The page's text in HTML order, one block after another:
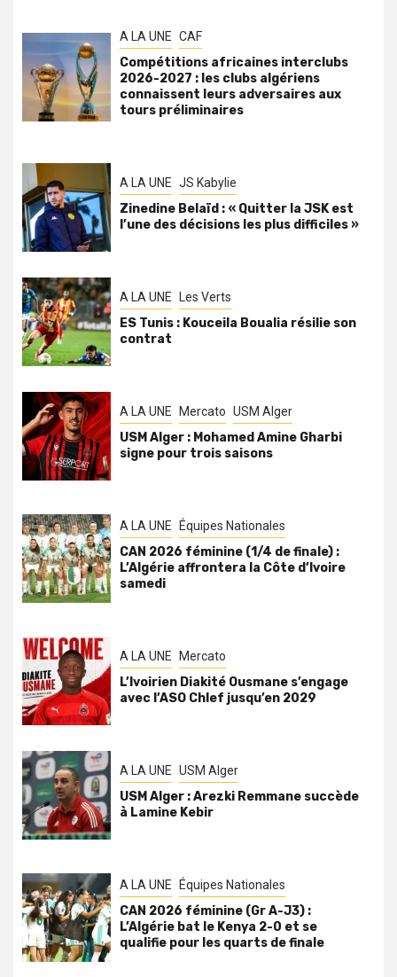
A LA UNE CAF
Compétitions africaines interclubs
2026-2027 : les clubs algériens
connaissent leurs adversaires aux
tours préliminaires
A LA UNE JS Kabylie
Zinedine Belaïd : « Quitter la JSK est
l’une des décisions les plus difficiles »
A LA UNE Les Verts
ES Tunis : Kouceila Boualia résilie son
contrat
A LA UNE Mercato USM Alger
USM Alger : Mohamed Amine Gharbi
signe pour trois saisons
A LA UNE Équipes Nationales
CAN 2026 féminine (1/4 de finale) :
L’Algérie affrontera la Côte d’Ivoire
samedi
A LA UNE Mercato
L’Ivoirien Diakité Ousmane s’engage
avec l’ASO Chlef jusqu’en 2029
A LA UNE USM Alger
USM Alger : Arezki Remmane succède
à Lamine Kebir
A LA UNE Équipes Nationales
CAN 2026 féminine (Gr A-J3) :
L’Algérie bat le Kenya 2-0 et se
qualifie pour les quarts de finale